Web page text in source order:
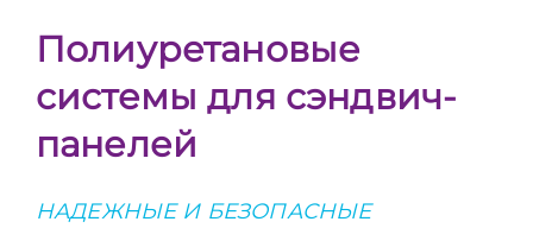
Полиуретановые
системы для сэндвич-
панелей
НАДЕЖНЫЕ И БЕЗОПАСНЫЕ